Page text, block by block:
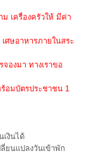
เครื่องครัวให้ มีค่า
ศษอาหารภายในสระ
องมา ทางเราขอ
อมบัตรประชาชน 1
เงินได้
ยนแปลงวันเข้าพัก